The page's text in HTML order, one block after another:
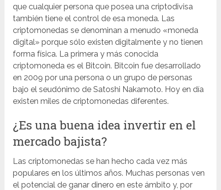
que cualquier persona que posea una criptodivisa
también tiene el control de esa moneda. Las
criptomonedas se denominan a menudo «moneda
digital» porque sólo existen digitalmente y no tienen
forma física. La primera y más conocida
criptomoneda es el Bitcoin. Bitcoin fue desarrollado
en 2009 por una persona o un grupo de personas
bajo el seudónimo de Satoshi Nakamoto. Hoy en día
existen miles de criptomonedas diferentes.
¿Es una buena idea invertir en el
mercado bajista?
Las criptomonedas se han hecho cada vez más
populares en los últimos años. Muchas personas ven
el potencial de ganar dinero en este ámbito y, por